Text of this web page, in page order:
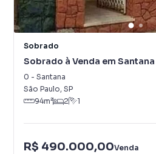
Sobrado
Sobrado à Venda em Santana
0 - Santana
São Paulo, SP
94m² 2 1
R$ 490.000,00Venda